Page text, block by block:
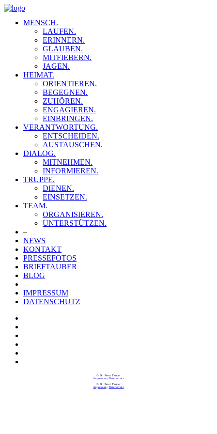
MENSCH.
LAUFEN.
ERINNERN.
GLAUBEN.
MITFIEBERN.
JAGEN.
HEIMAT.
ORIENTIEREN.
BEGEGNEN.
ZUHÖREN.
ENGAGIEREN.
EINBRINGEN.
VERANTWORTUNG.
ENTSCHEIDEN.
AUSTAUSCHEN.
DIALOG.
MITNEHMEN.
INFORMIEREN.
TRUPPE.
DIENEN.
EINSETZEN.
TEAM.
ORGANISIEREN.
UNTERSTÜTZEN.
–
NEWS
KONTAKT
PRESSEFOTOS
BRIEFTAUBER
BLOG
–
IMPRESSUM
DATENSCHUTZ
© Dr. Peter Tauber
Impressum| Datenschutz
© Dr. Peter Tauber
Impressum| Datenschutz